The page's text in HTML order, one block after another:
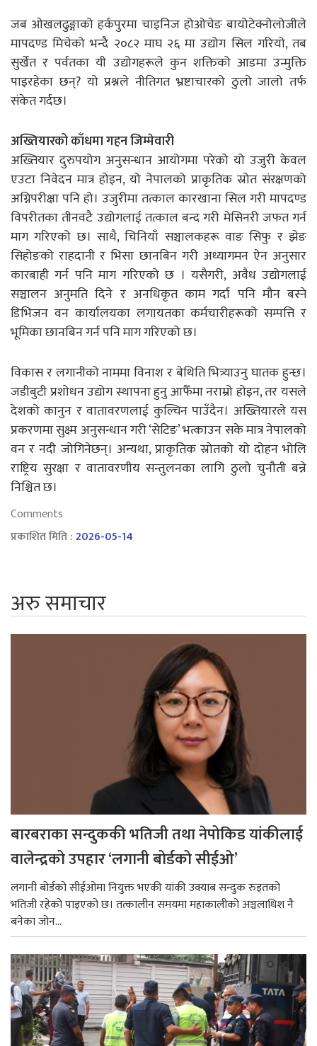
जब ओखलढुङ्गाको हर्कपुरमा चाइनिज होओचेङ बायोटेक्नोलोजीले
मापदण्ड मिचेको भन्दै २०८२ माघ २६ मा उद्योग सिल गरियो, तब
सुर्खेत र पर्वतका यी उद्योगहरूले कुन शक्तिको आडमा उन्मुक्ति
पाइरहेका छन्? यो प्रश्नले नीतिगत भ्रष्टाचारको ठुलो जालो तर्फ
संकेत गर्दछ।
अख्तियारको काँधमा गहन जिम्मेवारी
अख्तियार दुरुपयोग अनुसन्धान आयोगमा परेको यो उजुरी केवल
एउटा निवेदन मात्र होइन, यो नेपालको प्राकृतिक स्रोत संरक्षणको
अग्निपरीक्षा पनि हो। उजुरीमा तत्काल कारखाना सिल गरी मापदण्ड
विपरीतका तीनवटै उद्योगलाई तत्काल बन्द गरी मेसिनरी जफत गर्न
माग गरिएको छ। साथै, चिनियाँ सञ्चालकहरू वाङ सिफु र झेङ
सिहोङको राहदानी र भिसा छानबिन गरी अध्यागमन ऐन अनुसार
कारबाही गर्न पनि माग गरिएको छ । यसैगरी, अवैध उद्योगलाई
सञ्चालन अनुमति दिने र अनधिकृत काम गर्दा पनि मौन बस्ने
डिभिजन वन कार्यालयका लगायतका कर्मचारीहरूको सम्पत्ति र
भूमिका छानबिन गर्न पनि माग गरिएको छ।
विकास र लगानीको नाममा विनाश र बेथिति भित्र्याउनु घातक हुन्छ।
जडीबुटी प्रशोधन उद्योग स्थापना हुनु आफैँमा नराम्रो होइन, तर यसले
देशको कानुन र वातावरणलाई कुल्चिन पाउँदैन। अख्तियारले यस
प्रकरणमा सुक्ष्म अनुसन्धान गरी ‘सेटिङ’ भत्काउन सके मात्र नेपालको
वन र नदी जोगिनेछन्। अन्यथा, प्राकृतिक स्रोतको यो दोहन भोलि
राष्ट्रिय सुरक्षा र वातावरणीय सन्तुलनका लागि ठुलो चुनौती बन्ने
निश्चित छ।
Comments
प्रकाशित मिति :2026-05-14
अरु समाचार
बारबराका सन्दुककी भतिजी तथा नेपोकिड यांकीलाई
वालेन्द्रको उपहार ‘लगानी बोर्डको सीईओ’
लगानी बोर्डको सीईओमा नियुक्त भएकी यांकी उक्याब सन्दुक रुइतको
भतिजी रहेको पाइएको छ। तत्कालीन समयमा महाकालीको अञ्चलाधिश नै
बनेका जोन...